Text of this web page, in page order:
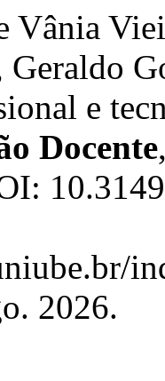
Vânia
e
Docente
2026.